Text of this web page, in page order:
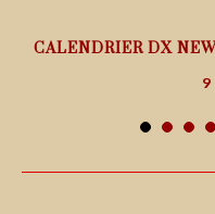
CALENDRIER DX
9